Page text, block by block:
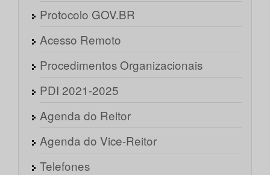
Protocolo GOV.BR
Acesso Remoto
Procedimentos Organizacionais
PDI 2021-2025
Agenda do Reitor
Agenda do Vice-Reitor
Telefones